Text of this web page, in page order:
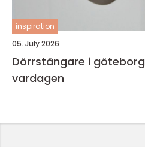
inspiration
05. July 2026
Dörrstängare i göteborg tryggare entréer i
vardagen